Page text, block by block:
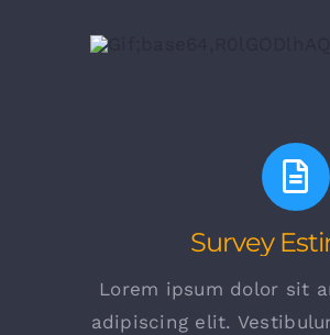
Survey
Lorem ipsum dolor sit
adipiscing elit.